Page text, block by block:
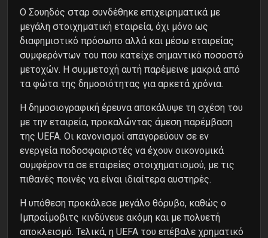
O Σουηδός σταρ συνδέθηκε επιχειρηματικά με
μεγάλη στοιχηματική εταιρεία, όχι μόνο ως
διαφημιστικό πρόσωπο αλλά και μέσω εταιρείας
συμφερόντων του που κατείχε σημαντικό ποσοστό
μετοχών. Η συμμετοχή αυτή παρέμεινε μακριά από
τα φώτα της δημοσιότητας για αρκετά χρόνια.
H δημοσιογραφική έρευνα αποκάλυψε τη σχέση του
με την εταιρεία, προκαλώντας άμεση παρέμβαση
της UEFA. Οι κανονισμοί απαγορεύουν σε εν
ενεργεία ποδοσφαιριστές να έχουν οικονομικά
συμφέροντα σε εταιρείες στοιχηματισμού, με τις
πιθανές ποινές να είναι ιδιαίτερα αυστηρές.
Η υπόθεση προκάλεσε μεγάλο θόρυβο, καθώς ο
Ιμπραΐμοβιτς κινδύνευε ακόμη και με πολυετή
αποκλεισμό. Τελικά, η UEFA του επέβαλε χρηματικό